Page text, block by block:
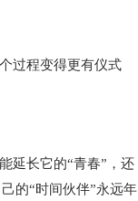
过程变得更有仪式
延长它的“青春”，还
的“时间伙伴”永远年